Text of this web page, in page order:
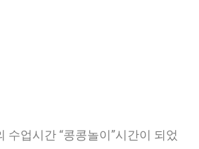
업시간 “콩콩놀이”시간이 되었